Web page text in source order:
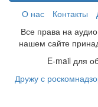
О нас
Контакты
Все права на
нашем сайте
E-mail для
Дружу с